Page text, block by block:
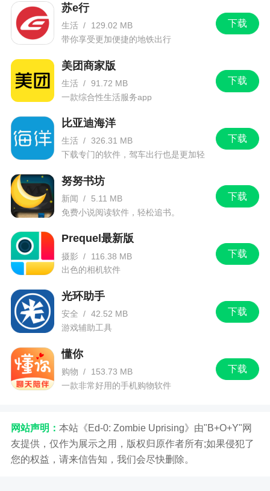
下载
苏e行
生活 /
129.02 MB
带你享受更加便捷的地铁出行
下载
美团商家版
生活 / 91.72 MB
一款综合性生活服务app
下载
比亚迪海洋
生活 / 326.31 MB
下载专门的软件，驾车出行也是更加轻
下载
努努书坊
新闻 /
5.11 MB
免费小说阅读软件，轻松追书。
下载
Prequel最新版
摄影 /
116.38 MB
出色的相机软件
下载
光环助手
安全 / 42.52 MB
游戏辅助工具
下载
懂你
购物 /
153.73 MB
一款非常好用的手机购物软件
网站声明： 本站《Ed-0: Zombie Uprising》由"B+O+Y"网
友提供，仅作为展示之用，版权归原作者所有;如果侵犯了
您的权益，请来信告知，我们会尽快删除。